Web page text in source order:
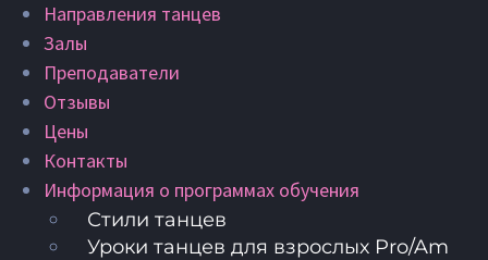
Направления танцев
Залы
Преподаватели
Отзывы
Цены
Контакты
Информация о программах обучения
Стили танцев
Уроки танцев для взрослых Pro/Am